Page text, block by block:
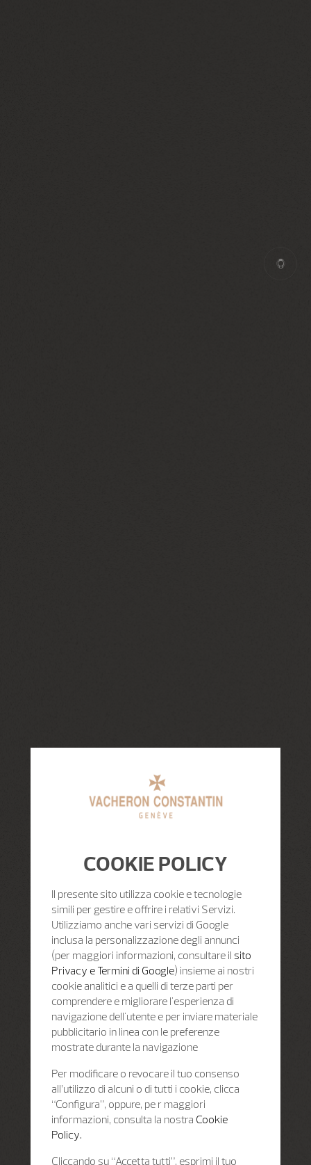
COOKIE POLICY
Il presente sito utilizza cookie e tecnologie
simili per gestire e offrire i relativi Servizi.
Utilizziamo anche vari servizi di Google
inclusa la personalizzazione degli annunci
(per maggiori informazioni, consultare il sito
Privacy e Termini di Google) insieme ai nostri
cookie analitici e a quelli di terze parti per
comprendere e migliorare l'esperienza di
navigazione dell'utente e per inviare materiale
pubblicitario in linea con le preferenze
mostrate durante la navigazione
Per modificare o revocare il tuo consenso
all’utilizzo di alcuni o di tutti i cookie, clicca
“Configura”, oppure, pe r maggiori
informazioni, consulta la nostra Cookie
Policy.
Cliccando su “Accetta tutti”, esprimi il tuo